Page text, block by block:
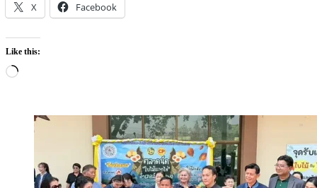
Facebook
Like this:
Loading…